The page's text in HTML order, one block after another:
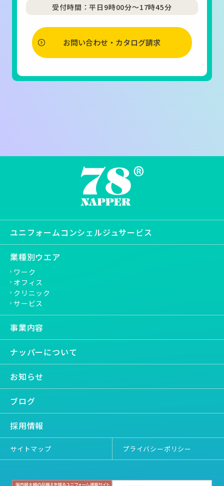
受付時間：平日9時00分～17時45分
お問い合わせ・カタログ請求
ユニフォームコンシェルジュサービス
業種別ウエア
ワーク
オフィス
クリニック
サービス
事業内容
ナッパーについて
お知らせ
ブログ
採用情報
サイトマップ プライバシーポリシー